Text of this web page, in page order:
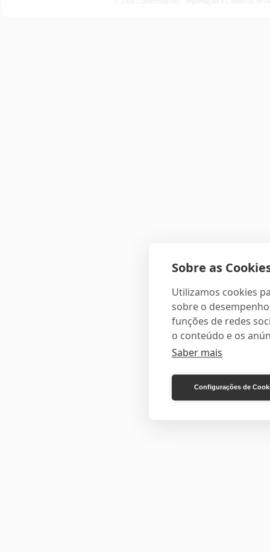
Sobre as
Utilizamos cookies
sobre o
funções de redes
o conteúdo e os
Saber mais
Configurações de